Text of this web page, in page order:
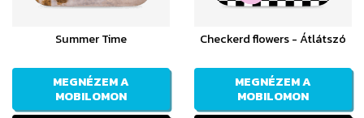
Summer Time
MEGNÉZEM A
MOBILOMON
Checkerd flowers - Átlátszó
MEGNÉZEM A
MOBILOMON